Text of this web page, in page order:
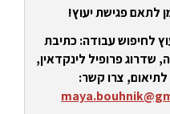
לתאם פגישת יעוץ!
לחיפוש עבודה: כתיבת
שדרוג פרופיל לינקדאין,
לתיאום, צרו קשר: